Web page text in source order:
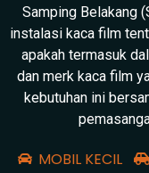
Samping Belakang
instalasi kaca film
apakah termasuk
dan merk kaca film
kebutuhan ini
MOBIL KECIL